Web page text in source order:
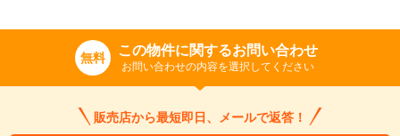
無料 この物件に関するお問い合わせ
お問い合わせの内容を選択してください
販売店から最短即日、メールで返答！